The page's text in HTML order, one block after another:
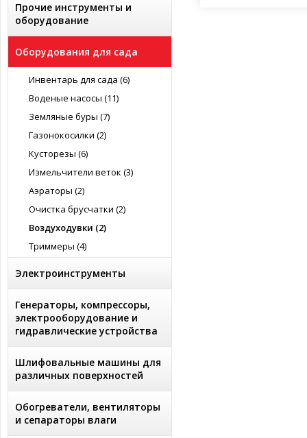
Прочие инструменты и
оборудование
Оборудования для сада
Инвентарь для сада (6)
Воденые насосы (11)
Земляные буры (7)
Газонокосилки (2)
Кусторезы (6)
Измельчители веток (3)
Аэраторы (2)
Очистка брусчатки (2)
Воздуходувки (2)
Триммеры (4)
Электроинструменты
Генераторы, компрессоры,
электрооборудование и
гидравлические устройства
Шлифовальные машины для
различных поверхностей
Обогреватели, вентиляторы
и сепараторы влаги